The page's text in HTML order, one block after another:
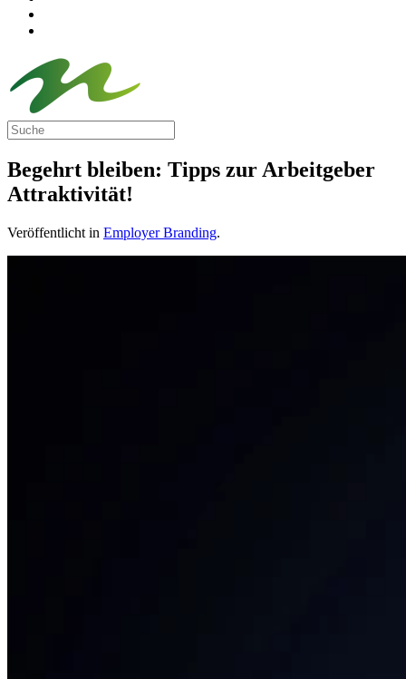
Begehrt bleiben: Tipps zur Arbeitgeber
Attraktivität!
Veröffentlicht in Employer Branding.